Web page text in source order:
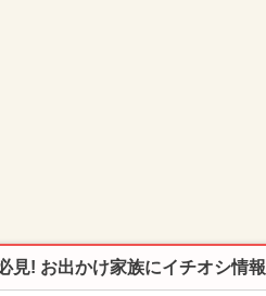
見! お出かけ家族にイチオシ情報